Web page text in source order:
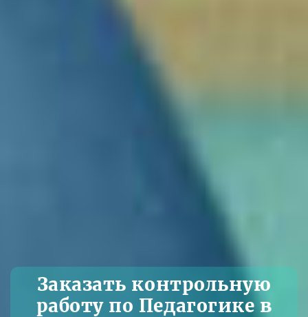
Заказать контрольную
работу по Педагогике в